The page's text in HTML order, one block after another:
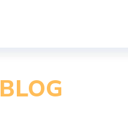
BLOG